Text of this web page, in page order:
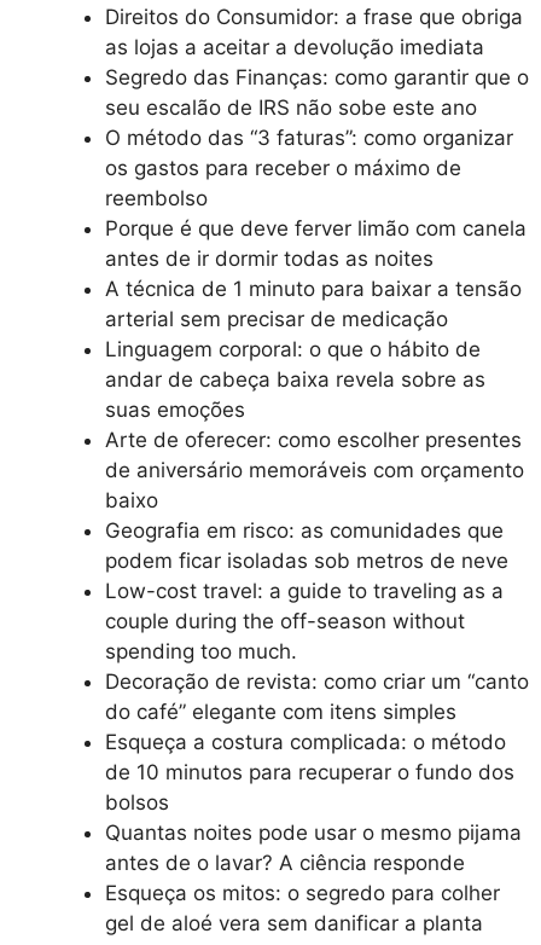
Direitos do Consumidor: a frase que obriga
as lojas a aceitar a devolução imediata
Segredo das Finanças: como garantir que o
seu escalão de IRS não sobe este ano
O método das “3 faturas”: como organizar
os gastos para receber o máximo de
reembolso
Porque é que deve ferver limão com canela
antes de ir dormir todas as noites
A técnica de 1 minuto para baixar a tensão
arterial sem precisar de medicação
Linguagem corporal: o que o hábito de
andar de cabeça baixa revela sobre as
suas emoções
Arte de oferecer: como escolher presentes
de aniversário memoráveis com orçamento
baixo
Geografia em risco: as comunidades que
podem ficar isoladas sob metros de neve
Low-cost travel: a guide to traveling as a
couple during the off-season without
spending too much.
Decoração de revista: como criar um “canto
do café” elegante com itens simples
Esqueça a costura complicada: o método
de 10 minutos para recuperar o fundo dos
bolsos
Quantas noites pode usar o mesmo pijama
antes de o lavar? A ciência responde
Esqueça os mitos: o segredo para colher
gel de aloé vera sem danificar a planta